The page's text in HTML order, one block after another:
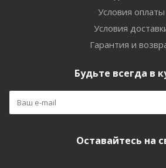
Условия оплаты
Условия
Гарантия и
Будьте всегда в
Оставайтесь на